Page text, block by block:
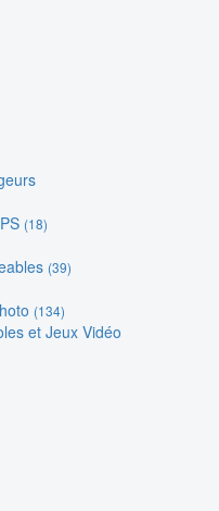
(18)
(39)
(134)
et Jeux Vidéo